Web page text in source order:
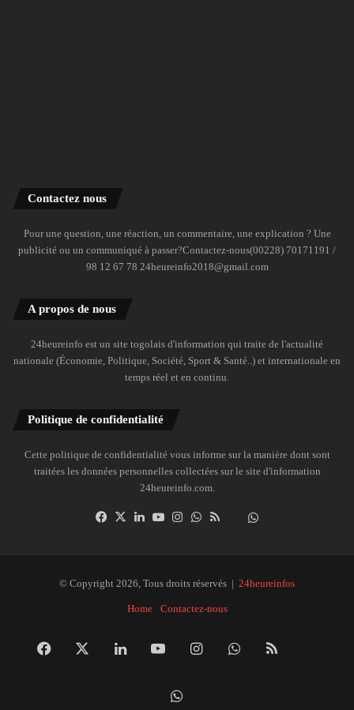
Contactez nous
Pour une question, une réaction, un commentaire, une explication ? Une
publicité ou un communiqué à passer?Contactez-nous(00228) 70171191 /
98 12 67 78 24heureinfo2018@gmail.com
A propos de nous
24heureinfo est un site togolais d'information qui traite de l'actualité
nationale (Économie, Politique, Société, Sport & Santé..) et internationale en
temps réel et en continu.
Politique de confidentialité
Cette politique de confidentialité vous informe sur la manière dont sont
traitées les données personnelles collectées sur le site d'information
24heureinfo.com.
Facebook
X LinkedinYouTubeInstagramWhatsAppDailymotion
© Copyright 2026, Tous droits réservés | 24heureinfos
Home Contactez-nous
Facebook LinkedinYouTubeInstagramWhatsApp
RSS